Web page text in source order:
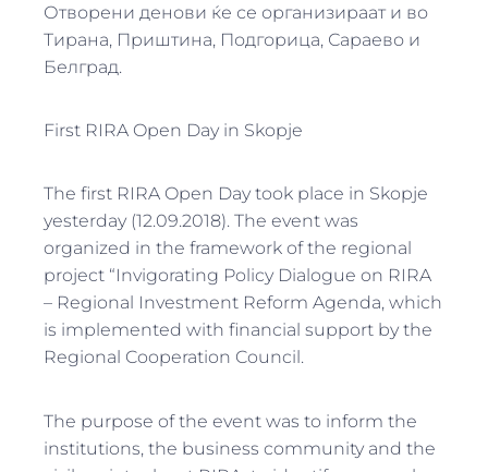
Отворени денови ќе се организираат и во
Тирана, Приштина, Подгорица, Сараево и
Белград.
First RIRA Open Day in Skopje
The first RIRA Open Day took place in Skopje
yesterday (12.09.2018). The event was
organized in the framework of the regional
project “Invigorating Policy Dialogue on RIRA
– Regional Investment Reform Agenda, which
is implemented with financial support by the
Regional Cooperation Council.
The purpose of the event was to inform the
institutions, the business community and the